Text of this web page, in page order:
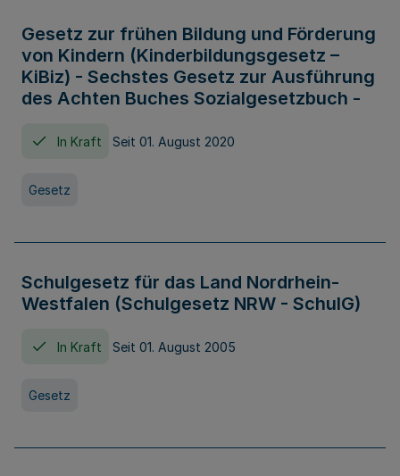
Gesetz zur frühen Bildung und Förderung
von Kindern (Kinderbildungsgesetz –
KiBiz) - Sechstes Gesetz zur Ausführung
des Achten Buches Sozialgesetzbuch -
In Kraft Seit 01. August 2020
Gesetz
Schulgesetz für das Land Nordrhein-
Westfalen (Schulgesetz NRW - SchulG)
In Kraft Seit 01. August 2005
Gesetz